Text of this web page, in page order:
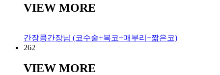
VIEW MORE
간장콩간장님 (코수술+복코+매부리+짧은코)
262
VIEW MORE